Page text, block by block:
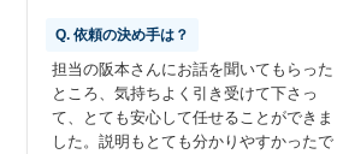
Q. 依頼の決め手は？
担当の阪本さんにお話を聞いてもらった
ところ、気持ちよく引き受けて下さっ
て、とても安心して任せることができま
した。説明もとても分かりやすかったで